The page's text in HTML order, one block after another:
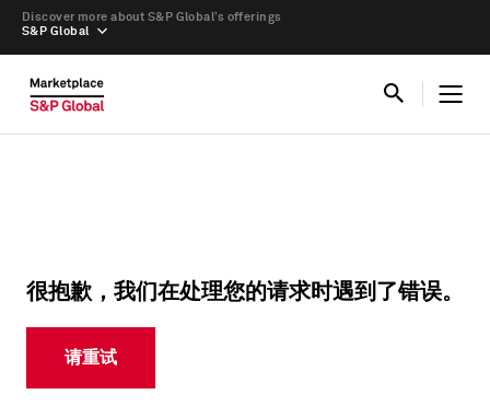
S&P Global
Discover more about S&P Global’s offerings
很抱歉，我们在处理您的请求时遇到了错误。
请重试